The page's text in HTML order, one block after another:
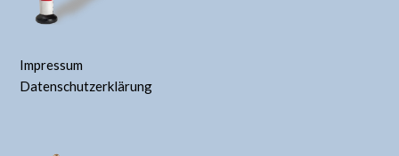
Impressum
Datenschutzerklärung